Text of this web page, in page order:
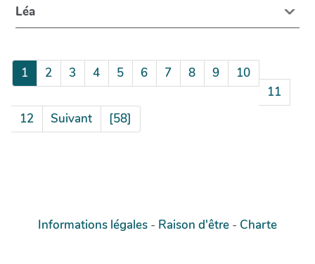
Léa
1 2 3 4 5 6 7 8 9
10
11
12
Suivant [58]
Informations légales - Raison d'être - Charte